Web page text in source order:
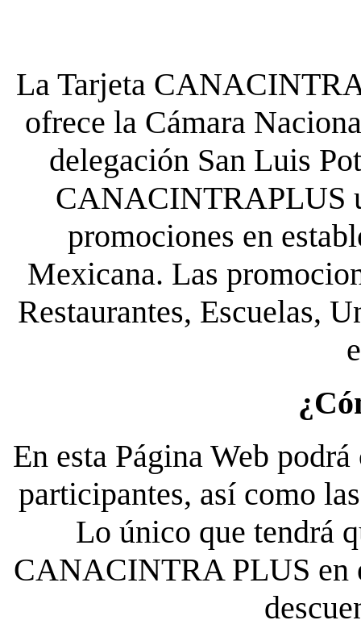
La Tarjeta
ofrece la Cámara
delegación San Luis
CANACINTRAPLUS
promociones en
Mexicana. Las
Restaurantes, Escuelas,
En esta Página Web
participantes, así como
Lo único que tendrá
CANACINTRA PLUS en